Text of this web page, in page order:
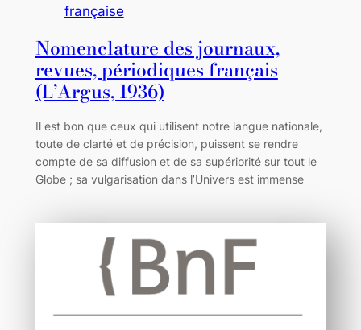
française
Nomenclature des journaux,
revues, périodiques français
(L’Argus, 1936)
Il est bon que ceux qui utilisent notre langue nationale,
toute de clarté et de précision, puissent se rendre
compte de sa diffusion et de sa supériorité sur tout le
Globe ; sa vulgarisation dans l’Univers est immense